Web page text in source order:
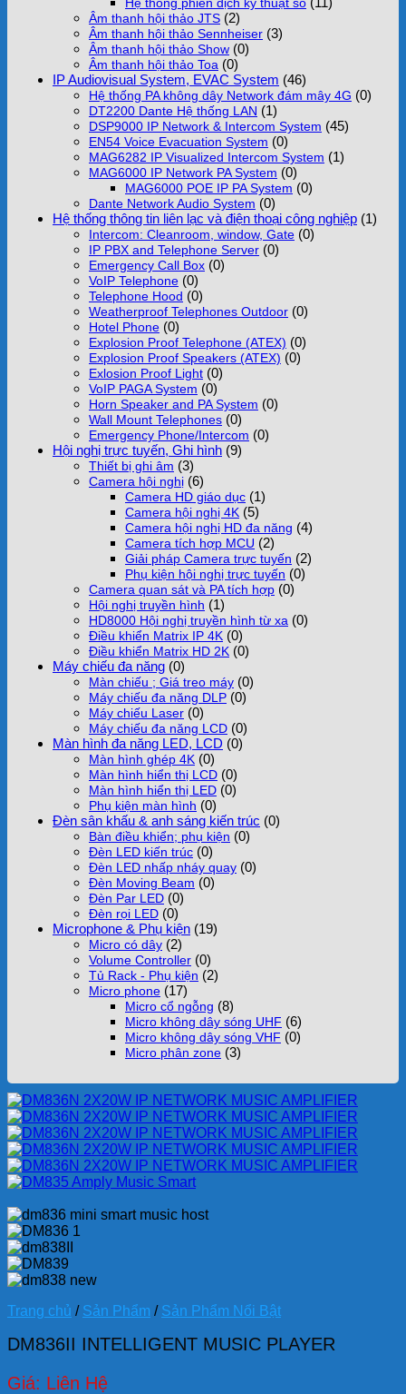
Âm thanh hội thảo JTS (2)
Âm thanh hội thảo Sennheiser (3)
Âm thanh hội thảo Show (0)
Âm thanh hội thảo Toa (0)
IP Audiovisual System, EVAC System (46)
Hệ thống PA không dây Network đám mây 4G (0)
DT2200 Dante Hệ thống LAN (1)
DSP9000 IP Network & Intercom System (45)
EN54 Voice Evacuation System (0)
MAG6282 IP Visualized Intercom System (1)
MAG6000 IP Network PA System (0)
MAG6000 POE IP PA System (0)
Dante Network Audio System (0)
Hệ thống thông tin liên lạc và điện thoại công nghiệp (1)
Intercom: Cleanroom, window, Gate (0)
IP PBX and Telephone Server (0)
Emergency Call Box (0)
VoIP Telephone (0)
Telephone Hood (0)
Weatherproof Telephones Outdoor (0)
Hotel Phone (0)
Explosion Proof Telephone (ATEX) (0)
Explosion Proof Speakers (ATEX) (0)
Exlosion Proof Light (0)
VoIP PAGA System (0)
Horn Speaker and PA System (0)
Wall Mount Telephones (0)
Emergency Phone/Intercom (0)
Hội nghị trực tuyến, Ghi hình (9)
Thiết bị ghi âm (3)
Camera hội nghị (6)
Camera HD giáo dục (1)
Camera hội nghị 4K (5)
Camera hội nghị HD đa năng (4)
Camera tích hợp MCU (2)
Giải pháp Camera trực tuyến (2)
Phụ kiện hội nghị trực tuyến (0)
Camera quan sát và PA tích hợp (0)
Hội nghị truyền hình (1)
HD8000 Hội nghị truyền hình từ xa (0)
Điều khiển Matrix IP 4K (0)
Điều khiển Matrix HD 2K (0)
Máy chiếu đa năng (0)
Màn chiếu ; Giá treo máy (0)
Máy chiếu đa năng DLP (0)
Máy chiếu Laser (0)
Máy chiếu đa năng LCD (0)
Màn hình đa năng LED, LCD (0)
Màn hình ghép 4K (0)
Màn hình hiển thị LCD (0)
Màn hình hiển thị LED (0)
Phụ kiện màn hình (0)
Đèn sân khấu & anh sáng kiến trúc (0)
Bàn điều khiển; phụ kiện (0)
Đèn LED kiến trúc (0)
Đèn LED nhấp nháy quay (0)
Đèn Moving Beam (0)
Đèn Par LED (0)
Đèn rọi LED (0)
Microphone & Phụ kiện (19)
Micro có dây (2)
Volume Controller (0)
Tủ Rack - Phụ kiện (2)
Micro phone (17)
Micro cổ ngỗng (8)
Micro không dây sóng UHF (6)
Micro không dây sóng VHF (0)
Micro phân zone (3)
Trang chủ / Sản Phẩm / Sản Phẩm Nổi Bật
DM836II INTELLIGENT MUSIC PLAYER
Giá: Liên Hệ